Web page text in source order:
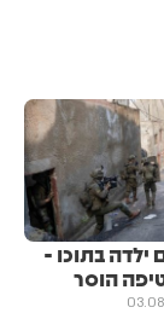
ילדה בתוכו -
הוסר